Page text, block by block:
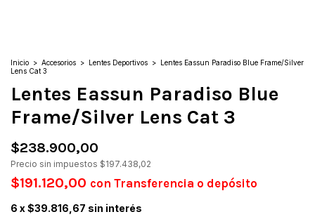
Inicio > Accesorios > Lentes Deportivos > Lentes Eassun Paradiso Blue Frame/Silver
Lens Cat 3
Lentes Eassun Paradiso Blue
Frame/Silver Lens Cat 3
$238.900,00
Precio sin impuestos $197.438,02
$191.120,00 con Transferencia o depósito
6 x$39.816,67 sin interés